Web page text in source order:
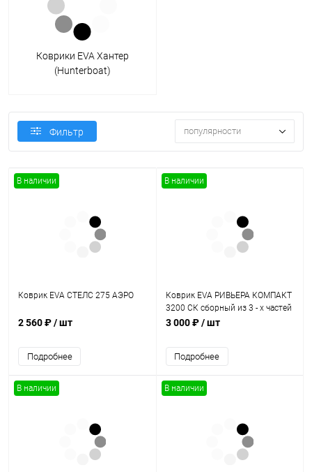
Коврики EVA Хантер
(Hunterboat)
Фильтр популярности
В наличии
Коврик EVA СТЕЛС 275 АЭРО
2 560 ₽/ шт
Подробнее
В наличии
Коврик EVA РИВЬЕРА КОМПАКТ
3200 СК сборный из 3 - х частей
3 000 ₽/ шт
Подробнее
В наличии В наличии